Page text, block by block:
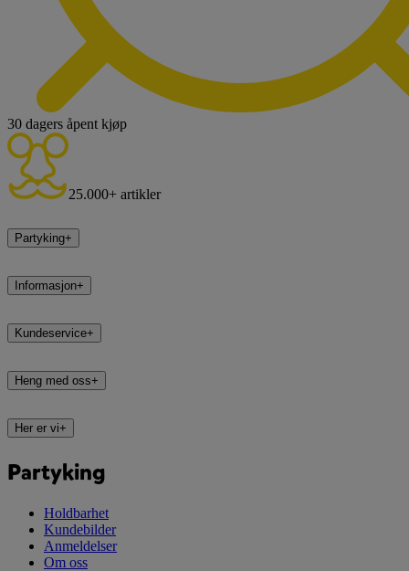
30 dagers åpent kjøp
25.000+ artikler
Partyking+
Informasjon+
Kundeservice+
Heng med oss+
Her er vi+
Partyking
Holdbarhet
Kundebilder
Anmeldelser
Om oss